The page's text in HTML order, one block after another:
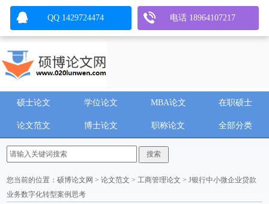
硕士论文 学位论文 MBA论文 在职硕士
论文范文 博士论文 职称论文 全部分类
您当前的位置：硕博论文网 >论文范文 > 工商管理论文 > J银行中小微企业贷款
业务数字化转型案例思考
QQ 1429724474 电话 18964107217